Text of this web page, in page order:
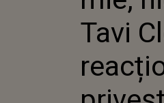
Tavi